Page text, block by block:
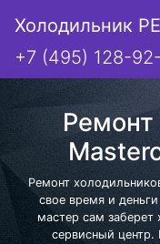
Холодильник
+7 (495) 128-
Ремонт
Ремонт
свое время и
мастер сам заберет
сервисный